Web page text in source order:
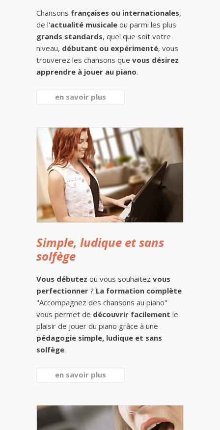
Chansons françaises ou internationales,
de l'actualité musicale ou parmi les plus
grands standards, quel que soit votre
niveau, débutant ou expérimenté, vous
trouverez les chansons que vous désirez
apprendre à jouer au piano.
en savoir plus
Simple, ludique et sans
solfège
Vous débutez ou vous souhaitez vous
perfectionner ? La formation complète
"Accompagnez des chansons au piano"
vous permet de découvrir facilement le
plaisir de jouer du piano grâce à une
pédagogie simple, ludique et sans
solfège.
en savoir plus